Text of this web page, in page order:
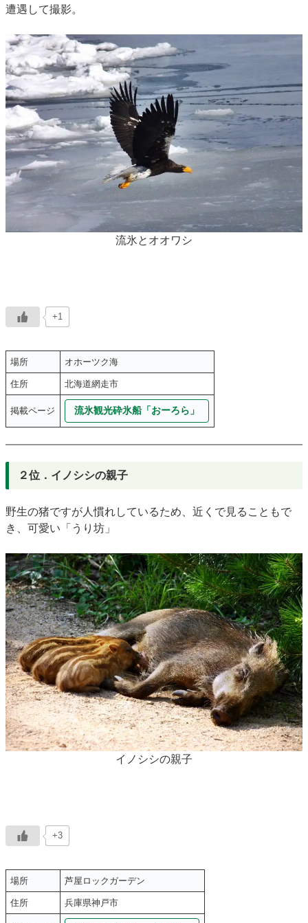
遭遇して撮影。
流氷とオオワシ
+1
場所 オホーツク海
住所 北海道網走市
掲載ページ 流氷観光砕氷船「おーろら」
２位．イノシシの親子
野生の猪ですが人慣れしているため、近くで見ることもで
き、可愛い「うり坊」
イノシシの親子
+3
場所 芦屋ロックガーデン
住所 兵庫県神戸市